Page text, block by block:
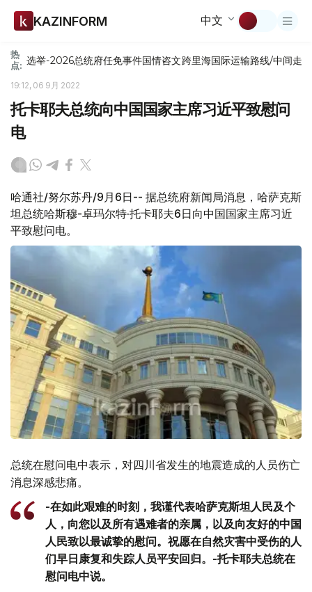
KAZINFORM 中文
热
点: 选举-2026总统府任免事件国情咨文跨里海国际运输路线/中间走廊
19:12, 06 9月 2022
托卡耶夫总统向中国国家主席习近平致慰问
电
哈通社/努尔苏丹/9月6日-- 据总统府新闻局消息，哈萨克斯
坦总统哈斯穆-卓玛尔特·托卡耶夫6日向中国国家主席习近
平致慰问电。
总统在慰问电中表示，对四川省发生的地震造成的人员伤亡
消息深感悲痛。
-在如此艰难的时刻，我谨代表哈萨克斯坦人民及个
人，向您以及所有遇难者的亲属，以及向友好的中国
人民致以最诚挚的慰问。祝愿在自然灾害中受伤的人
们早日康复和失踪人员平安回归。-托卡耶夫总统在
慰问电中说。